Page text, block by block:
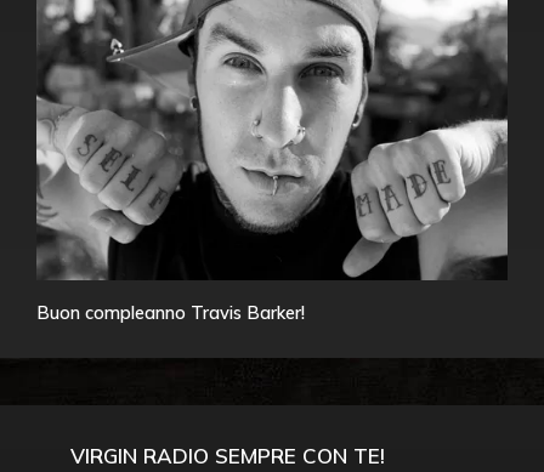
Buon compleanno Travis Barker!
VIRGIN RADIO SEMPRE CON TE!